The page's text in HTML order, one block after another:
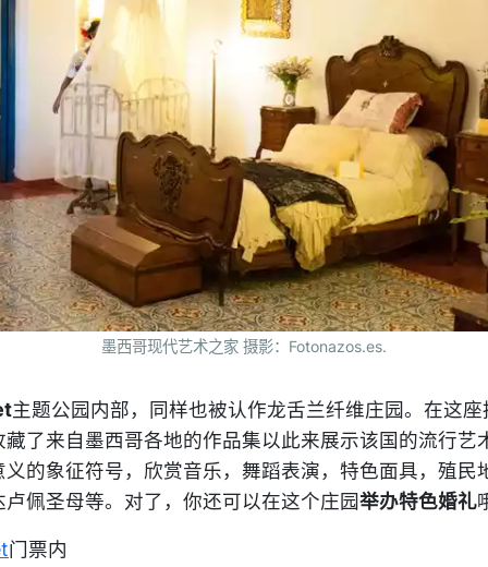
墨西哥现代艺术之家 摄影：Fotonazos.es.
主题公园内部，同样也被认作龙舌兰纤维庄园。在这
了来自墨西哥各地的作品集以此来展示该国的流行艺
的象征符号，欣赏音乐，舞蹈表演，特色面具，殖民
佩圣母等。对了，你还可以在这个庄园举办特色婚礼
门票内